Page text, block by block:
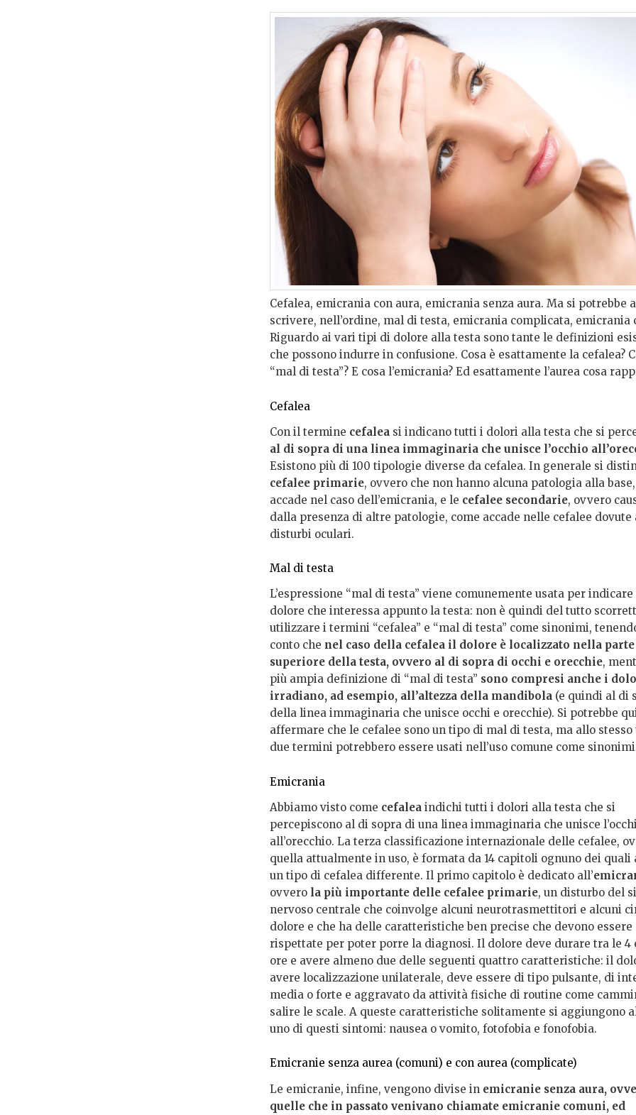
Cefalea, emicrania con aura, emicrania senza aura. Ma si potrebbe
scrivere, nell’ordine, mal di testa, emicrania complicata, emicrania
Riguardo ai vari tipi di dolore alla testa sono tante le definizioni
che possono indurre in confusione. Cosa è esattamente la cefalea?
“mal di testa”? E cosa l’emicrania? Ed esattamente l’aurea cosa
Cefalea
Con il termine cefaleasi indicano tutti i dolori alla testa che si
al di sopra di una linea immaginaria che unisce l’occhio
Esistono più di 100 tipologie diverse da cefalea. In generale si
cefalee primarie, ovvero che non hanno alcuna patologia alla
accade nel caso dell’emicrania, e le cefalee secondarie, ovvero
dalla presenza di altre patologie, come accade nelle cefalee dovute
disturbi oculari.
Mal di testa
L’espressione “mal di testa” viene comunemente usata per
dolore che interessa appunto la testa: non è quindi del tutto
utilizzare i termini “cefalea” e “mal di testa” come sinonimi,
conto che nel caso della cefalea il dolore è localizzato nella parte
superiore della testa, ovvero al di sopra di occhi e orecchie,
più ampia definizione di “mal di testa” sono compresi anche i
irradiano, ad esempio, all’altezza della mandibola(e quindi al di
della linea immaginaria che unisce occhi e orecchie). Si potrebbe
affermare che le cefalee sono un tipo di mal di testa, ma allo
due termini potrebbero essere usati nell’uso comune come
Emicrania
Abbiamo visto come cefaleaindichi tutti i dolori alla testa che si
percepiscono al di sopra di una linea immaginaria che unisce
all’orecchio. La terza classificazione internazionale delle cefalee,
quella attualmente in uso, è formata da 14 capitoli ognuno dei
un tipo di cefalea differente. Il primo capitolo è dedicato all’
ovvero la più importante delle cefalee primarie, un disturbo del
nervoso centrale che coinvolge alcuni neurotrasmettitori e alcuni
dolore e che ha delle caratteristiche ben precise che devono essere
rispettate per poter porre la diagnosi. Il dolore deve durare tra le 4
ore e avere almeno due delle seguenti quattro caratteristiche: il
avere localizzazione unilaterale, deve essere di tipo pulsante, di
media o forte e aggravato da attività fisiche di routine come
salire le scale. A queste caratteristiche solitamente si aggiungono
uno di questi sintomi: nausea o vomito, fotofobia e fonofobia.
Emicranie senza aurea (comuni) e con aurea (complicate)
Le emicranie, infine, vengono divise in emicranie senza aura,
quelle che in passato venivano chiamate emicranie comuni, ed